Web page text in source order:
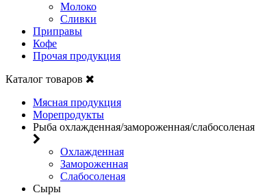
Молоко
Сливки
Приправы
Кофе
Прочая продукция
Каталог товаров
Мясная продукция
Морепродукты
Рыба охлажденная/замороженная/слабосоленая
Охлажденная
Замороженная
Слабосоленая
Сыры